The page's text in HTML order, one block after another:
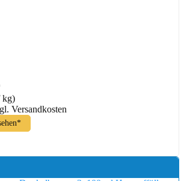
kg)
Versandkosten